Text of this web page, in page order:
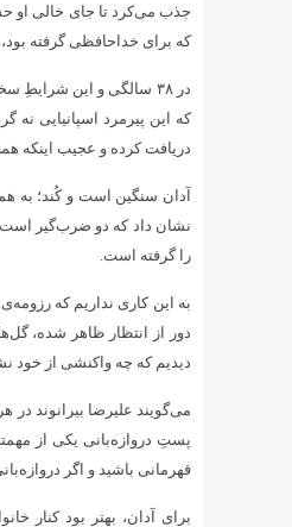
که برای خداحافظی گرفته
در ۳۸ سالگی و این
که این پیرمرد اسپانیایی
دریافت کرده و عجیب اینکه
آدان سنگین است و کُند؛ به
نشان داد که دو ضرب‌گیر است
را گرفته است.
به این کاری نداریم که
دور از انتظار ظاهر شده،
دیدیم که چه واکنشی از خود
می‌گویند علیرضا بیرانوند
پستِ دروازه‌بانی یکی از
قهرمانی باشید و اگر دروازه‌بانی در اندازه‌های آدان، باید ۷ گل از
برای آدان، بهتر بود کنار